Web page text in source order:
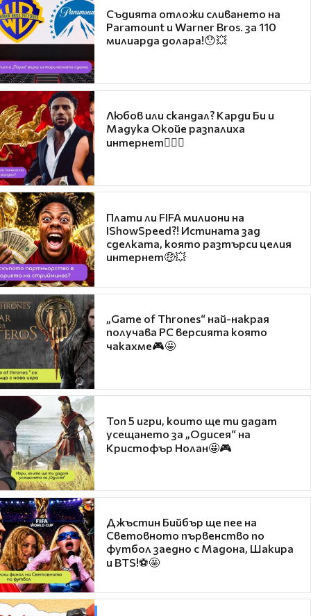
Съдията отложи сливането на
Paramount и Warner Bros. за 110
милиарда долара!😯💥
Любов или скандал? Карди Би и
Мадука Окойе разпалиха
интернет❤️‍🔥🔥
Плати ли FIFA милиони на
IShowSpeed?! Истината зад
сделката, която разтърси целия
интернет🤑💥
„Game of Thrones“ най-накрая
получава PC версията която
чакахме🎮🤩
Топ 5 игри, които ще ти дадат
усещането за „Одисея“ на
Кристофър Нолан🤩🎮
Джъстин Бийбър ще пее на
Световното първенство по
футбол заедно с Мадона, Шакира
и BTS!⚽🤩